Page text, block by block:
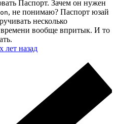
Паспорт. Зачем он нужен
, не понимаю? Паспорт юзай
несколько
вообще впритык. И то
лет назад